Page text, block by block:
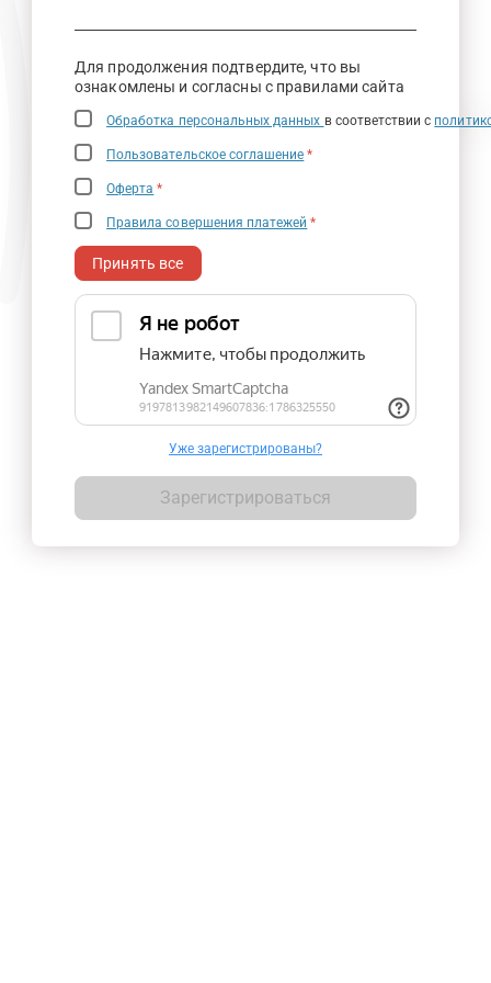
Для продолжения подтвердите, что вы
ознакомлены и согласны с правилами сайта
Обработка персональных данных в соответствии с
Пользовательское соглашение *
Оферта *
Правила совершения платежей *
Принять все
Уже зарегистрированы?
Зарегистрироваться